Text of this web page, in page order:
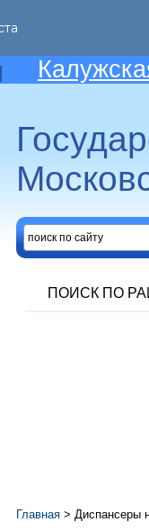
ПОИСК ПО
Главная > Диспансеры